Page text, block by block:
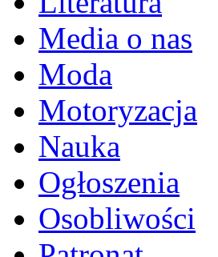
Media o nas
Moda
Motoryzacja
Nauka
Ogłoszenia
Osobliwości